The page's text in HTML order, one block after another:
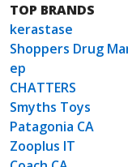
TOP BRANDS
kerastase
Shoppers Drug
ep
CHATTERS
Smyths Toys
Patagonia CA
Zooplus IT